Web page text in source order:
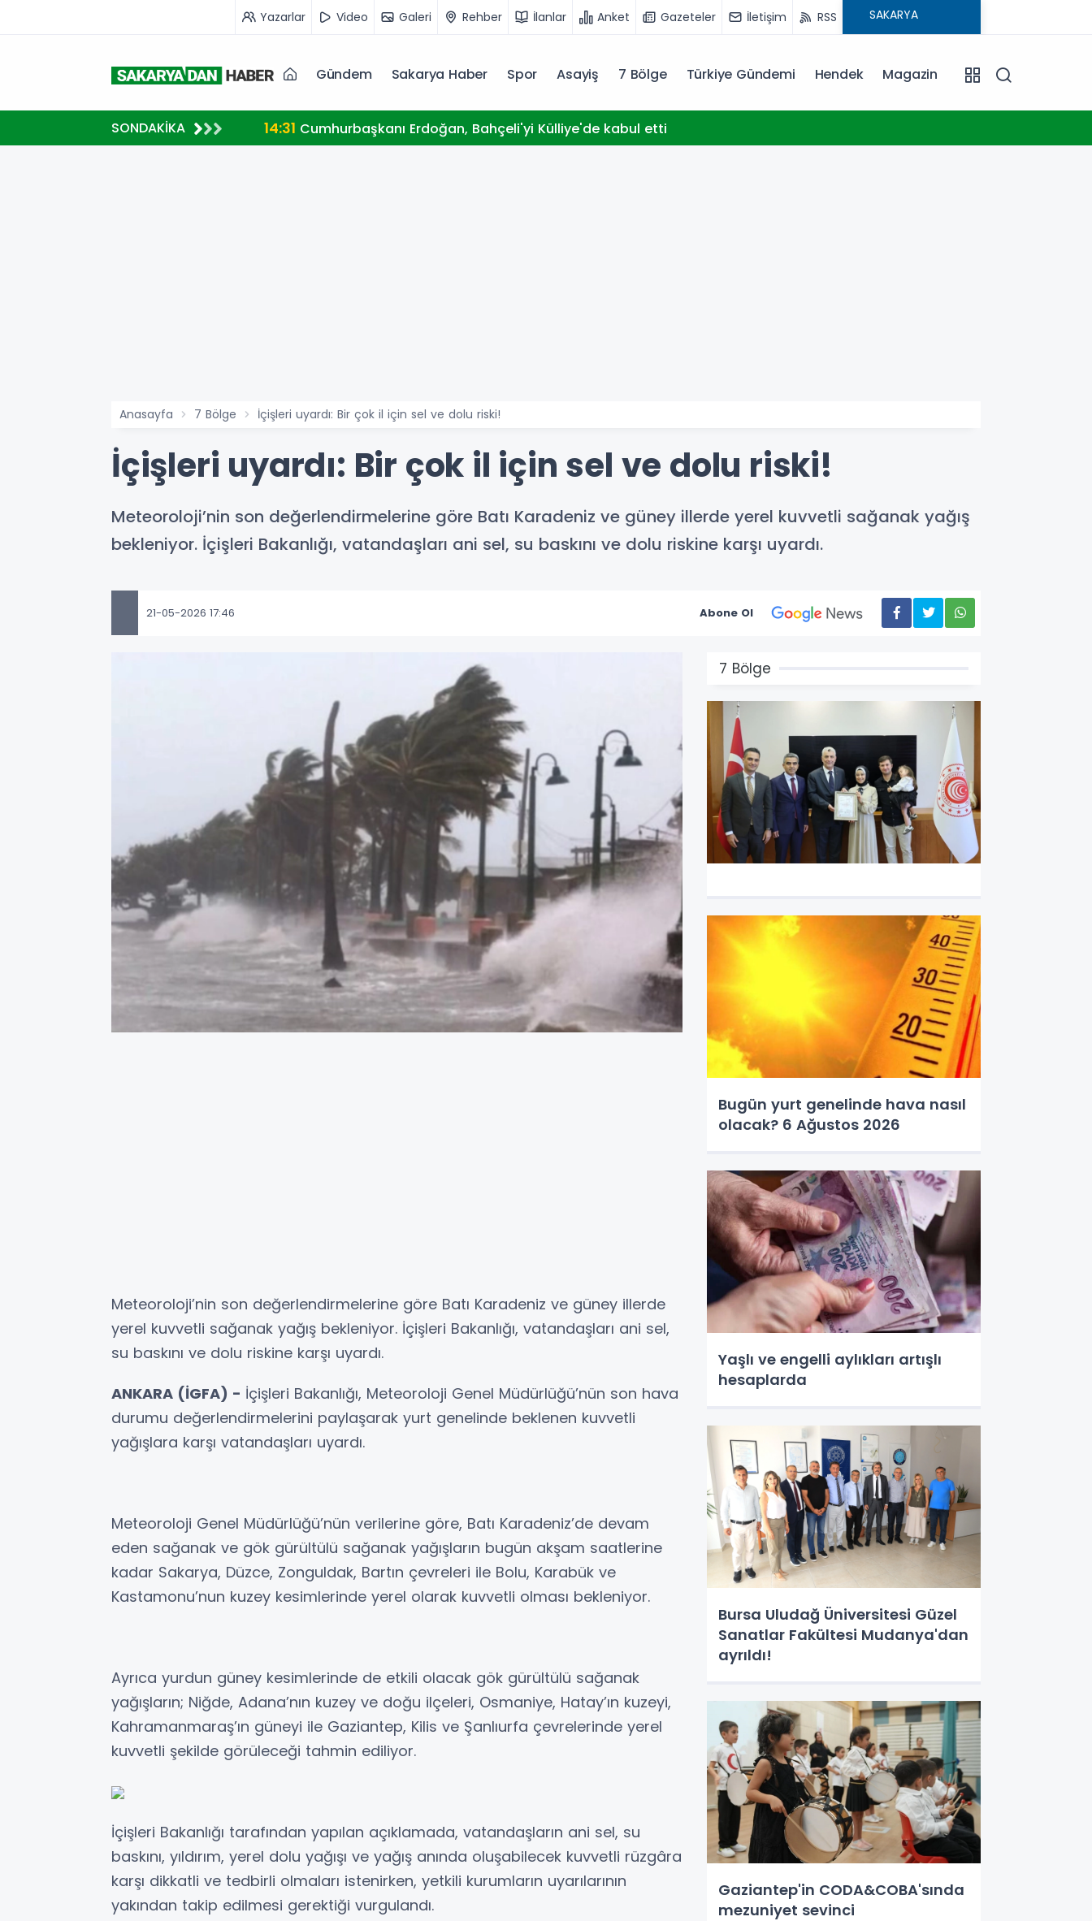
Yazarlar Video Galeri Rehber İlanlar Anket Gazeteler İletişim RSS
Gündem Sakarya Haber Spor Asayiş 7 Bölge Türkiye Gündemi Hendek Magazin
SONDAKİKA 14:31 Cumhurbaşkanı Erdoğan, Bahçeli'yi Külliye'de kabul etti
Anasayfa 7 Bölge İçişleri uyardı: Bir çok il için sel ve dolu riski!
İçişleri uyardı: Bir çok il için sel ve dolu riski!
Meteoroloji’nin son değerlendirmelerine göre Batı Karadeniz ve güney illerde yerel kuvvetli sağanak yağış
bekleniyor. İçişleri Bakanlığı, vatandaşları ani sel, su baskını ve dolu riskine karşı uyardı.
21-05-2026 17:46 Abone Ol
Meteoroloji’nin son değerlendirmelerine göre Batı Karadeniz ve güney illerde
yerel kuvvetli sağanak yağış bekleniyor. İçişleri Bakanlığı, vatandaşları ani sel,
su baskını ve dolu riskine karşı uyardı.
ANKARA (İGFA) - İçişleri Bakanlığı, Meteoroloji Genel Müdürlüğü’nün son hava
durumu değerlendirmelerini paylaşarak yurt genelinde beklenen kuvvetli
yağışlara karşı vatandaşları uyardı.
Meteoroloji Genel Müdürlüğü’nün verilerine göre, Batı Karadeniz’de devam
eden sağanak ve gök gürültülü sağanak yağışların bugün akşam saatlerine
kadar Sakarya, Düzce, Zonguldak, Bartın çevreleri ile Bolu, Karabük ve
Kastamonu’nun kuzey kesimlerinde yerel olarak kuvvetli olması bekleniyor.
Ayrıca yurdun güney kesimlerinde de etkili olacak gök gürültülü sağanak
yağışların; Niğde, Adana’nın kuzey ve doğu ilçeleri, Osmaniye, Hatay’ın kuzeyi,
Kahramanmaraş’ın güneyi ile Gaziantep, Kilis ve Şanlıurfa çevrelerinde yerel
kuvvetli şekilde görüleceği tahmin ediliyor.
İçişleri Bakanlığı tarafından yapılan açıklamada, vatandaşların ani sel, su
baskını, yıldırım, yerel dolu yağışı ve yağış anında oluşabilecek kuvvetli rüzgâra
karşı dikkatli ve tedbirli olmaları istenirken, yetkili kurumların uyarılarının
yakından takip edilmesi gerektiği vurgulandı.
7 Bölge
Bugün yurt genelinde hava nasıl
olacak? 6 Ağustos 2026
Yaşlı ve engelli aylıkları artışlı
hesaplarda
Bursa Uludağ Üniversitesi Güzel
Sanatlar Fakültesi Mudanya'dan
ayrıldı!
Gaziantep'in CODA&COBA'sında
mezuniyet sevinci